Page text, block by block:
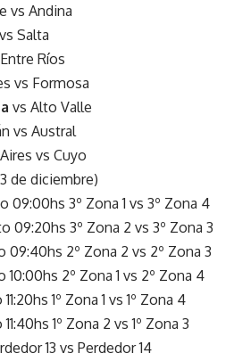
vs Andina
Salta
Ríos
vs Formosa
vs Alto Valle
vs Austral
vs Cuyo
de diciembre)
09:00hs 3º Zona 1 vs 3º Zona 4
09:20hs 3º Zona 2 vs 3º Zona 3
09:40hs 2º Zona 2 vs 2º Zona 3
10:00hs 2º Zona 1 vs 2º Zona 4
1º Zona 1 vs 1º Zona 4
1º Zona 2 vs 1º Zona 3
13 vs Perdedor 14